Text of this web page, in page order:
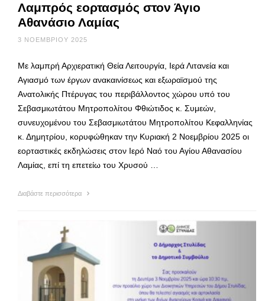
Λαμπρός εορτασμός στον Άγιο
Αθανάσιο Λαμίας
3 ΝΟΕΜΒΡΊΟΥ 2025
Με λαμπρή Αρχιερατική Θεία Λειτουργία, Ιερά Λιτανεία και
Αγιασμό των έργων ανακαινίσεως και εξωραϊσμού της
Ανατολικής Πτέρυγας του περιβάλλοντος χώρου υπό του
Σεβασμιωτάτου Μητροπολίτου Φθιώτιδος κ. Συμεών,
συνευχομένου του Σεβασμιωτάτου Μητροπολίτου Κεφαλληνίας
κ. Δημητρίου, κορυφώθηκαν την Κυριακή 2 Νοεμβρίου 2025 οι
εορταστικές εκδηλώσεις στον Ιερό Ναό του Αγίου Αθανασίου
Λαμίας, επί τη επετείω του Χρυσού …
Διαβάστε περισσότερα